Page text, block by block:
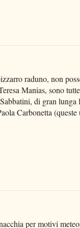
raduno, non
Manias, sono
di gran
Carbonetta
per motivi